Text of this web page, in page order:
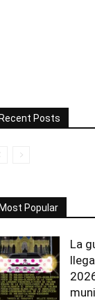
Posts
Popular
La